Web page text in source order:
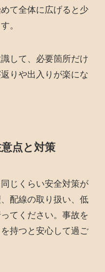
て全体に広げると少
。
して、必要箇所だけ
りや出入りが楽にな
点と対策
じくらい安全対策が
配線の取り扱い、低
てください。事故を
持つと安心して過ご